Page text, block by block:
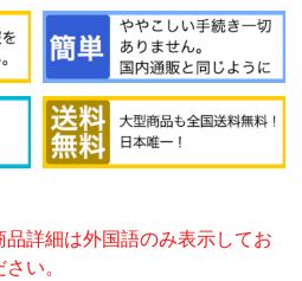
詳細は外国語のみ表示してお
い。